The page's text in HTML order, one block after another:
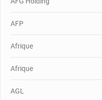
AFP
Afrique
Afrique
AGL